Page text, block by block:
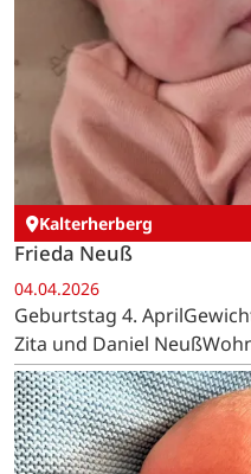
Kalterherberg
Frieda Neuß
04.04.2026
Geburtstag 4.
Zita und Daniel